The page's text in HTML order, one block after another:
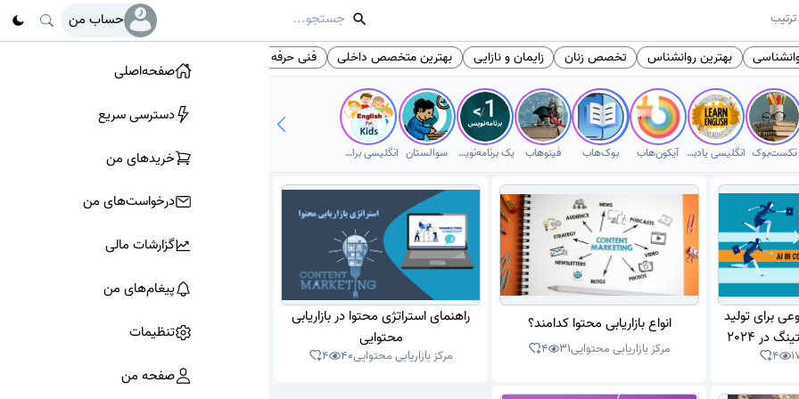
حساب من ترتیب
بهترین روانشناس تخصص زنان زایمان و نازایی بهترین متخصص داخلی فنی حرفه ای
تکست‌بوک انگلیسی یادبگیر آیکون‌هاب بوک‌هاب فینوهاب یک برنامه‌نویس سوالستان انگلیسی برای کودکان
برای تولید
در 2024
4
انواع بازاریابی محتوا کدامند؟
مرکز بازاریابی محتوایی31
4
راهنمای استراتژی محتوا در بازاریابی
محتوایی
مرکز بازاریابی محتوایی40
4
صفحه‌اصلی
دسترسی سریع
خرید‌های من
درخواست‌های من
گزارشات مالی
پیغام‌های من
تنظیمات
صفحه من